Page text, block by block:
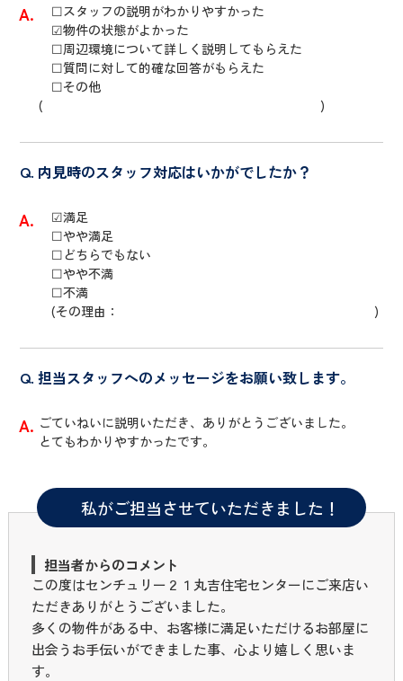
☐スタッフの説明がわかりやすかった
☑物件の状態がよかった
☐周辺環境について詳しく説明してもらえた
☐質問に対して的確な回答がもらえた
☐その他
( )
内見時のスタッフ対応はいかがでしたか？
☑満足
☐やや満足
☐どちらでもない
☐やや不満
☐不満
(その理由： )
担当スタッフへのメッセージをお願い致します。
ごていねいに説明いただき、ありがとうございました。
とてもわかりやすかったです。
私がご担当させていただきました！
担当者からのコメント
この度はセンチュリー２１丸吉住宅センターにご来店い
ただきありがとうございました。
多くの物件がある中、お客様に満足いただけるお部屋に
出会うお手伝いができました事、心より嬉しく思いま
す。